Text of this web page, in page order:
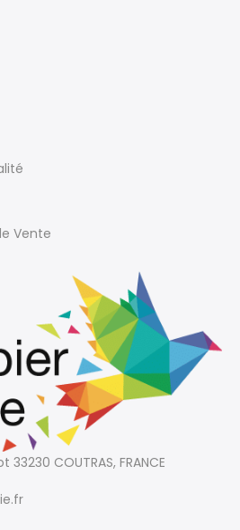
Vente
33230 COUTRAS, FRANCE